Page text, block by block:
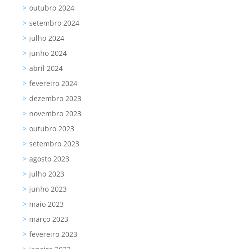
outubro 2024
setembro 2024
julho 2024
junho 2024
abril 2024
fevereiro 2024
dezembro 2023
novembro 2023
outubro 2023
setembro 2023
agosto 2023
julho 2023
junho 2023
maio 2023
março 2023
fevereiro 2023